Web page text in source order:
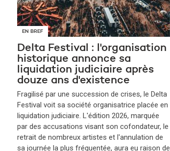
EN BREF
Delta Festival : l'organisation
historique annonce sa
liquidation judiciaire après
douze ans d'existence
Fragilisé par une succession de crises, le Delta
Festival voit sa société organisatrice placée en
liquidation judiciaire. L'édition 2026, marquée
par des accusations visant son cofondateur, le
retrait de nombreux artistes et l'annulation de
sa journée la plus fréquentée, aura eu raison de